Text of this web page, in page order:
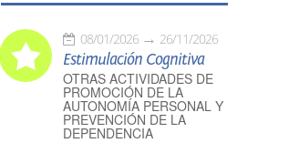
08/01/2026 26/11/2026
Estimulación Cognitiva
OTRAS ACTIVIDADES DE
PROMOCIÓN DE LA
AUTONOMÍA PERSONAL Y
PREVENCIÓN DE LA
DEPENDENCIA